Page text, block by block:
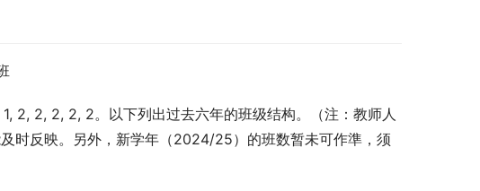
2, 2, 2, 2, 2。以下列出过去六年的班级结构。（注：教师人
时反映。另外，新学年（2024/25）的班数暂未可作準，须